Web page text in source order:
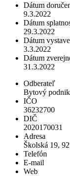
Dátum
9.3.2022
Dátum
29.3.2022
Dátum
3.3.2022
Dátum
31.3.2022
Odberateľ
Bytový
IČO
36232700
DIČ
2020170031
Adresa
Školská 19,
Telefón
E-mail
Web